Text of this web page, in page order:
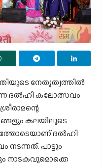
നേതൃത്വത്തില്‍
ദല്‍ഹി കലോത്സവം
കലയിലൂടെ
ദല്‍ഹി
നടന്നത്. പാട്ടും
നാടകവുമൊക്കെ